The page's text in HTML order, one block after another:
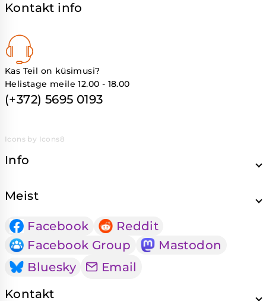
Kontakt info
Kas Teil on küsimusi?
Helistage meile 12.00 - 18.00
(+372) 5695 0193
Icons by Icons8
Info
Meist
Facebook
Reddit
Facebook Group
Mastodon
Bluesky
Email
Kontakt